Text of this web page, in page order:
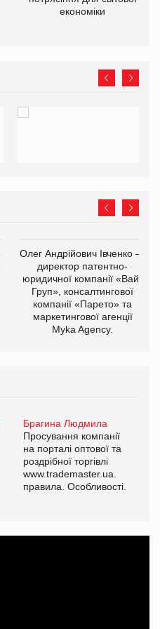
економіки
Олег Андрійович Івченко —
директор патентно-
юридичної компанії «Вайз
Груп», консалтингової
компанії «Парето» та
маркетингової агенції
Myka Agency.
Брагина Людмила
Просування компанії
на порталі оптової та
роздрібної торгівлі
www.trademaster.ua.
правила. Особливості.